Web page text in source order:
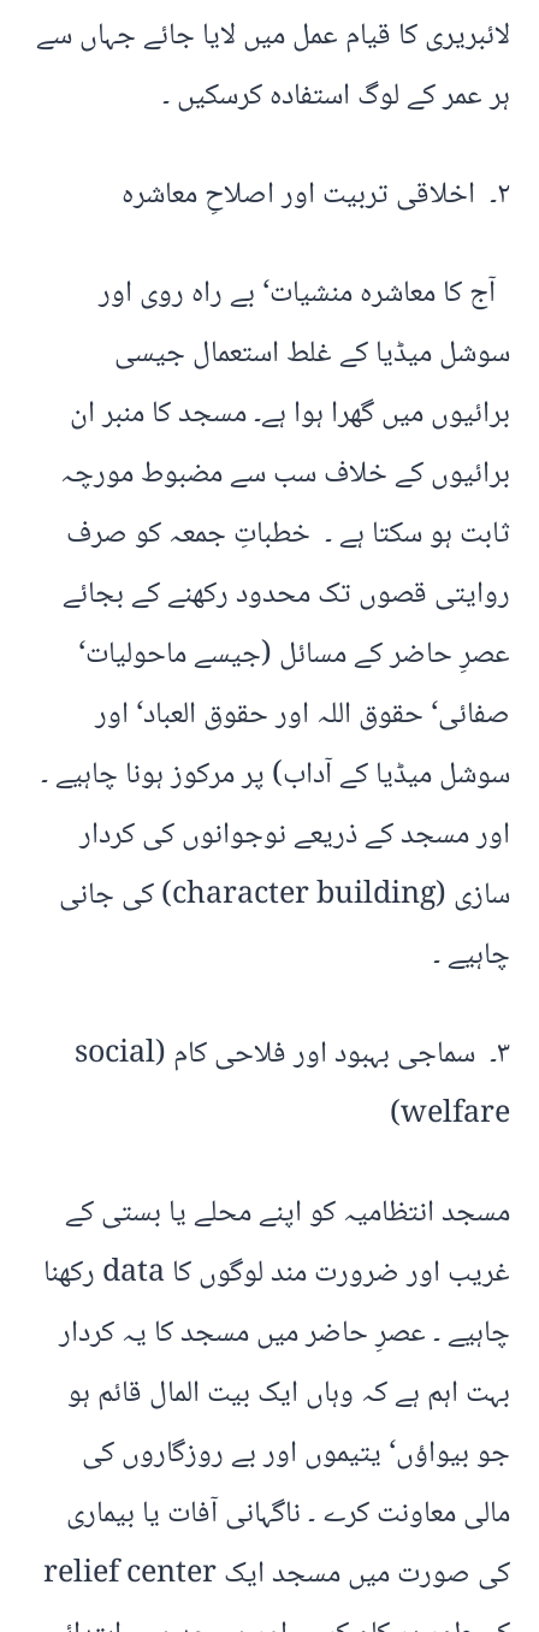
لائبریری کا قیام عمل میں لایا جائے جہاں سے
ہر عمر کے لوگ استفادہ کرسکیں ۔
۲۔ اخلاقی تربیت اور اصلاحِ معاشرہ
آج کا معاشرہ منشیات‘ بے راہ روی اور
سوشل میڈیا کے غلط استعمال جیسی
برائیوں میں گھرا ہوا ہے۔ مسجد کا منبر ان
برائیوں کے خلاف سب سے مضبوط مورچہ
ثابت ہو سکتا ہے ۔ خطباتِ جمعہ کو صرف
روایتی قصوں تک محدود رکھنے کے بجائے
عصرِ حاضر کے مسائل (جیسے ماحولیات‘
صفائی‘ حقوق اللہ اور حقوق العباد‘ اور
سوشل میڈیا کے آداب) پر مرکوز ہونا چاہیے ۔
اور مسجد کے ذریعے نوجوانوں کی کردار
سازی (character building) کی جانی
چاہیے ۔
۳۔ سماجی بہبود اور فلاحی کام (social
welfare)
مسجد انتظامیہ کو اپنے محلے یا بستی کے
غریب اور ضرورت مند لوگوں کا data رکھنا
چاہیے ۔ عصرِ حاضر میں مسجد کا یہ کردار
بہت اہم ہے کہ وہاں ایک بیت المال قائم ہو
جو بیواؤں‘ یتیموں اور بے روزگاروں کی
مالی معاونت کرے ۔ ناگہانی آفات یا بیماری
کی صورت میں مسجد ایک relief center